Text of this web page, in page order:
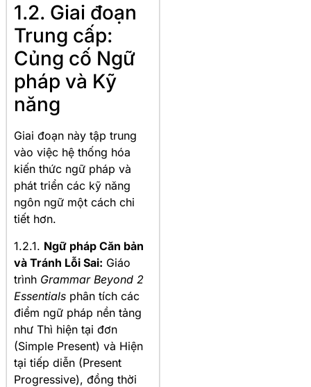
1.2. Giai đoạn
Trung cấp:
Củng cố Ngữ
pháp và Kỹ
năng
Giai đoạn này tập trung
vào việc hệ thống hóa
kiến thức ngữ pháp và
phát triển các kỹ năng
ngôn ngữ một cách chi
tiết hơn.
1.2.1. Ngữ pháp Căn bản
và Tránh Lỗi Sai: Giáo
trình Grammar Beyond 2
Essentials phân tích các
điểm ngữ pháp nền tảng
như Thì hiện tại đơn
(Simple Present) và Hiện
tại tiếp diễn (Present
Progressive), đồng thời